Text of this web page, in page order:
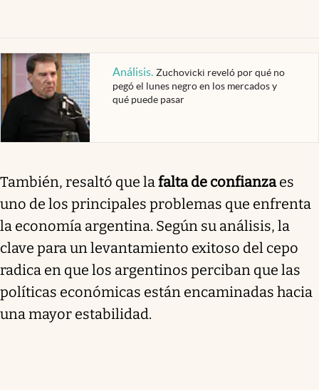
Análisis. Zuchovicki reveló por qué no
pegó el lunes negro en los mercados y
qué puede pasar
También, resaltó que la falta de confianzaes
uno de los principales problemas que enfrenta
la economía argentina. Según su análisis, la
clave para un levantamiento exitoso del cepo
radica en que los argentinos perciban que las
políticas económicas están encaminadas hacia
una mayor estabilidad.